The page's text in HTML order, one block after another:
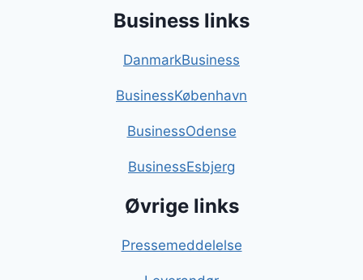
Business links
DanmarkBusiness
BusinessKøbenhavn
BusinessOdense
BusinessEsbjerg
Øvrige links
Pressemeddelelse